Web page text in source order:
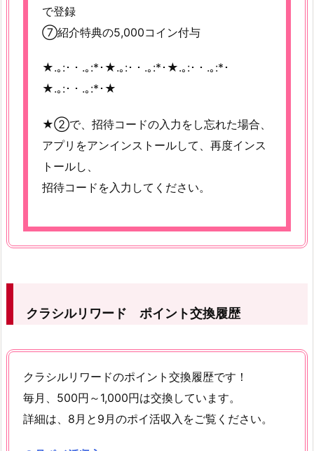
で登録
⑦紹介特典の5,000コイン付与
★.｡:･・.｡:*･★.｡:･・.｡:*･★.｡:･・.｡:*･
★.｡:･・.｡:*･★
★②で、招待コードの入力をし忘れた場合、
アプリをアンインストールして、再度インス
トールし、
招待コードを入力してください。
クラシルリワード ポイント交換履歴
クラシルリワードのポイント交換履歴です！
毎月、500円～1,000円は交換しています。
詳細は、8月と9月のポイ活収入をご覧ください。